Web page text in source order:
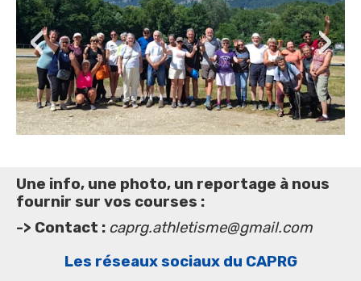
‹ ›
Une info, une photo, un reportage à nous
fournir sur vos courses :
-> Contact : caprg.athletisme@gmail.com
Les réseaux sociaux du CAPRG